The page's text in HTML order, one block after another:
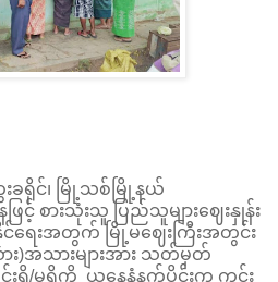
ခရိုင်၊ မြို့သစ်မြို့နယ်
င့် စားသုံးသူ ပြည်သူများဈေးနှုန်း
ရေးအတွက် မြို့မဈေးကြီးအတွင်း
)အသားများအား သတ်မှတ်
ြင်းရှိ/မရှိကို ယနေ့နံနက်ပိုင်းက ကွင်း